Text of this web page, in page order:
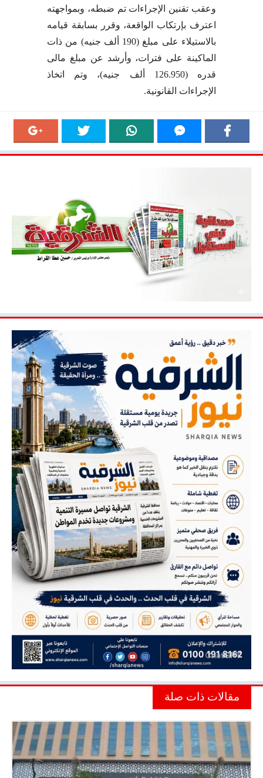
وعقب تقنين الإجراءات تم ضبطه، وبمواجهته
اعترف بإرتكاب الواقعة، وقرر بسابقة قيامه
بالاستيلاء على مبلغ (190 ألف جنيه) من ذات
الماكينة على فترات، وأرشد عن مبلغ مالى
قدره (126.950 ألف جنيه)، وتم اتخاذ
الإجراءات القانونية.
مقالات ذات صلة